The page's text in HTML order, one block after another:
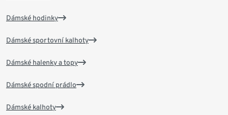
Dámské hodinky
Dámské sportovní kalhoty
Dámské halenky a topy
Dámské spodní prádlo
Dámské kalhoty